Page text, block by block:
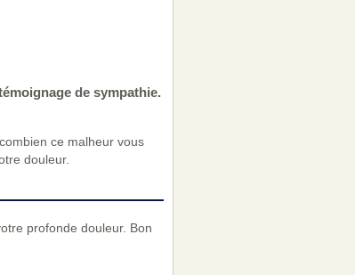
de sympathie.
ce malheur vous
douleur.
profonde douleur. Bon